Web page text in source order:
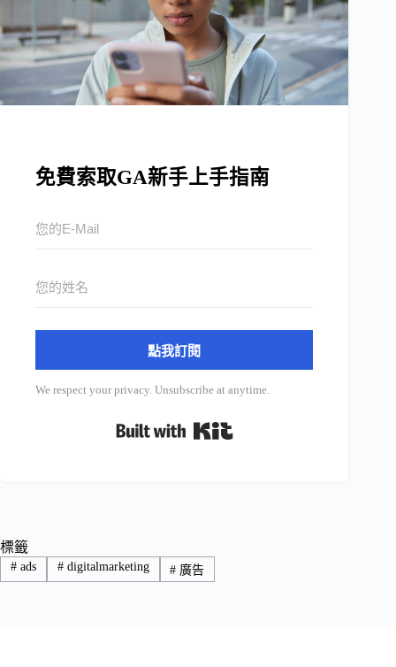
免費索取GA新手上手指南
點我訂閱
We respect your privacy. Unsubscribe at anytime.
標籤
#ads #digitalmarketing # 廣告